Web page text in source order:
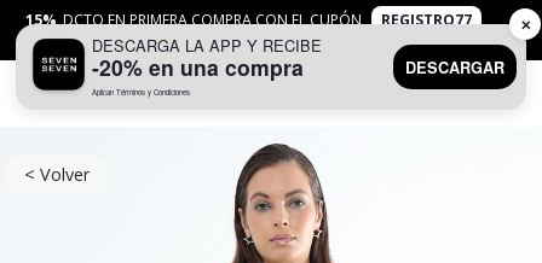
15% DCTO EN PRIMERA COMPRA CON EL CUPÓN
REGISTRO77
APLICANTYC
< Volver
DESCARGA LA APP Y RECIBE
-20% en una compra
Aplican Términos y Condiciones
DESCARGAR
✕